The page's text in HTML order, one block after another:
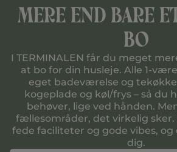
Mere end bare
bo
I TERMINALEN får du meget
at bo for din husleje. Alle 1-
eget badeværelse og
kogeplade og køl/frys – så du
behøver, lige ved hånden.
fællesområder, det virkelig sker.
fede faciliteter og gode vibes,
dig.